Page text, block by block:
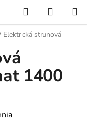
Hľadať
KOŠÍK
/ Elektrická strunová
1400